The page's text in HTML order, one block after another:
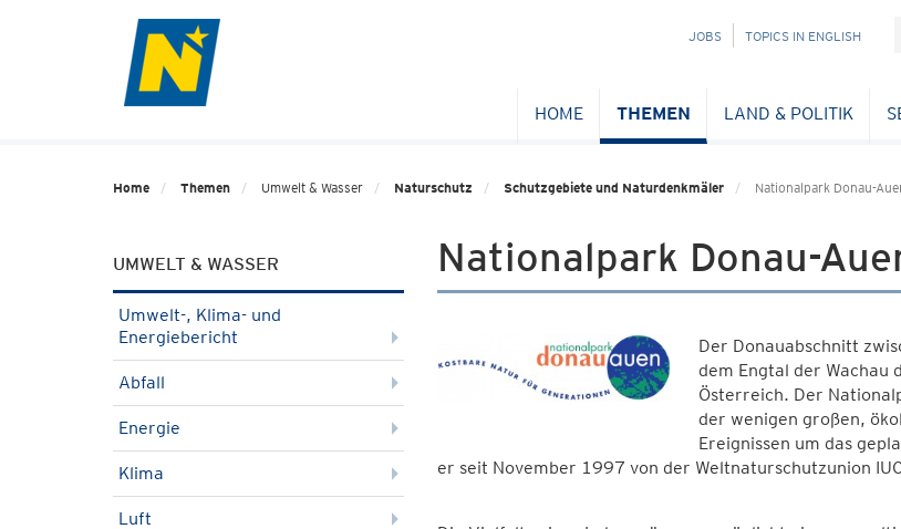
NAVIGATION
JOBS TOPICS IN ENGLISH
HOME THEMEN LAND & POLITIK
Home Themen Umwelt & Wasser Naturschutz Schutzgebiete und Naturdenkmäler Nationalpark Donau-
UMWELT & WASSER
Umwelt-, Klima- und
Energiebericht
Abfall
Energie
Klima
Luft
Nationalpark Donau-
Der Donauabschnitt
dem Engtal der
Österreich. Der
der wenigen großen,
Ereignissen um das
er seit November 1997 von der Weltnaturschutzunion